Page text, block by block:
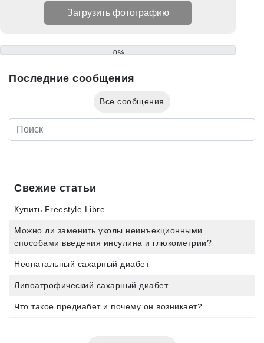
0%
Последние сообщения
Все сообщения
Свежие статьи
Купить Freestyle Libre
Можно ли заменить уколы неинъекционными
способами введения инсулина и глюкометрии?
Неонатальный сахарный диабет
Липоатрофический сахарный диабет
Что такое предиабет и почему он возникает?